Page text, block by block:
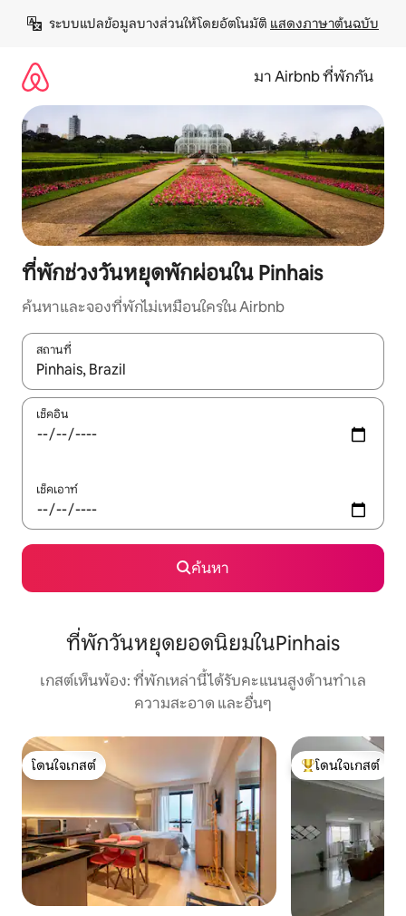
เนื้อหา
ระบบแปลข้อมูลบางส่วนให้โดยอัตโนมัติ แสดงภาษาต้นฉบับ
มา Airbnb ที่พักกัน
ที่พักช่วงวันหยุดพักผ่อนใน Pinhais
ค้นหาและจองที่พักไม่เหมือนใครใน Airbnb
สถานที่
ใช้ลูกศรขึ้นลง หรือใช้การสัมผัสหรือปัด เพื่อสำรวจผลการค้นหา
เช็คอิน
เช็คเอาท์
ค้นหา
ที่พักวันหยุดยอดนิยมในPinhais
เกสต์เห็นพ้อง: ที่พักเหล่านี้ได้รับคะแนนสูงด้านทำเล
ความสะอาด และอื่นๆ
โดนใจเกสต์
โดนใจเกสต์
โดนใจเกสต์ที่สุด
โดนใจเกสต์